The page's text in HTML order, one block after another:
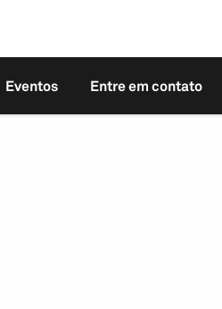
Eventos Entre em contato